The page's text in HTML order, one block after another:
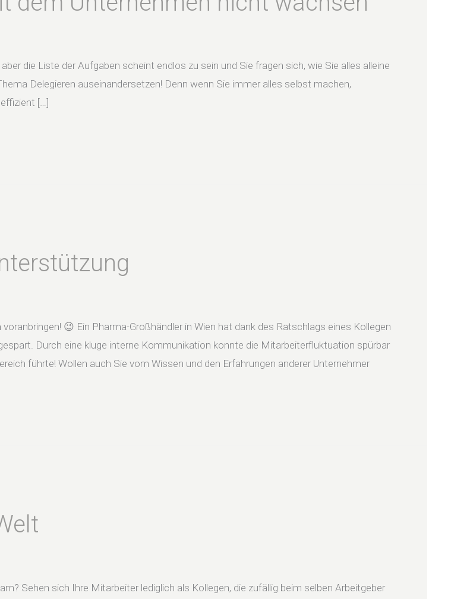
die Liste der Aufgaben scheint endlos zu sein und Sie fragen sich, wie Sie alles alleine
Delegieren auseinandersetzen! Denn wenn Sie immer alles selbst machen,
[…]
😉 Ein Pharma-Großhändler in Wien hat dank des Ratschlags eines Kollegen
Durch eine kluge interne Kommunikation konnte die Mitarbeiterfluktuation spürbar
führte! Wollen auch Sie vom Wissen und den Erfahrungen anderer Unternehmer
Sehen sich Ihre Mitarbeiter lediglich als Kollegen, die zufällig beim selben Arbeitgeber